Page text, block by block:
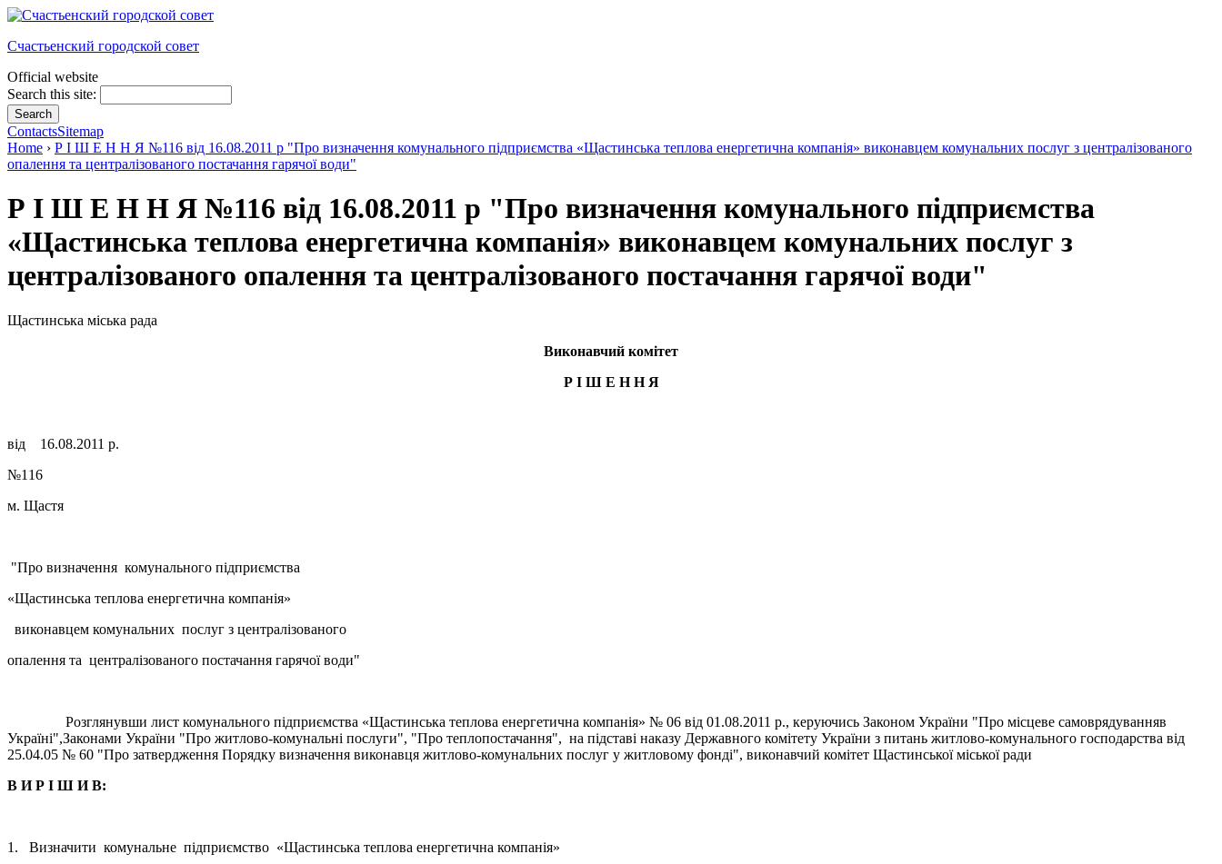
Счастьенский городской совет
Official website
Search this site:
ContactsSitemap
Home › Р І Ш Е Н Н Я №116 від 16.08.2011 р "Про визначення комунального підприємства «Щастинська теплова енергетична компанія» виконавцем комунальних послуг з централізованого
опалення та централізованого постачання гарячої води"
Р І Ш Е Н Н Я №116 від 16.08.2011 р "Про визначення комунального підприємства
«Щастинська теплова енергетична компанія» виконавцем комунальних послуг з
централізованого опалення та централізованого постачання гарячої води"
Щастинська міська рада
Виконавчий комітет
Р І Ш Е Н Н Я
від 16.08.2011 р.
№116
м. Щастя
"Про визначення комунального підприємства
«Щастинська теплова енергетична компанія»
виконавцем комунальних послуг з централізованого
опалення та централізованого постачання гарячої води"
Розглянувши лист комунального підприємства «Щастинська теплова енергетична компанія» № 06 від 01.08.2011 р., керуючись Законом України "Про місцеве самоврядуванняв
Україні",Законами України "Про житлово-комунальні послуги", "Про теплопостачання", на підставі наказу Державного комітету України з питань житлово-комунального господарства від
25.04.05 № 60 "Про затвердження Порядку визначення виконавця житлово-комунальних послуг у житловому фонді", виконавчий комітет Щастинської міської ради
В И Р І Ш И В:
1. Визначити комунальне підприємство «Щастинська теплова енергетична компанія»